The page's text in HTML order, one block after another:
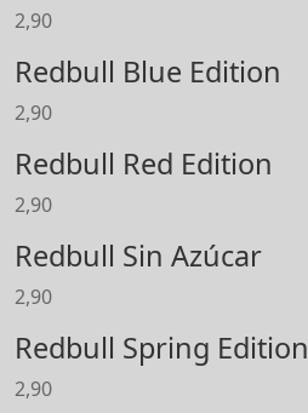
2,90
Redbull Blue Edition
2,90
Redbull Red Edition
2,90
Redbull Sin Azúcar
2,90
Redbull Spring Edition
2,90